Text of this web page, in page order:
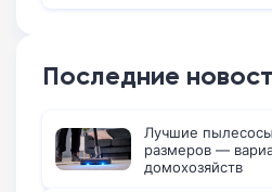
Последние
Лучшие
размеров —
домохозяйств